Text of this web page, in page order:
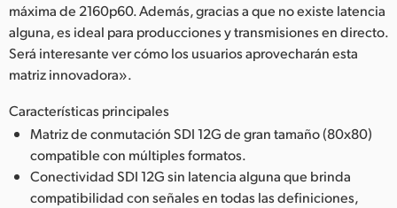
máxima de 2160p60. Además, gracias a que no existe latencia
alguna, es ideal para producciones y transmisiones en directo.
Será interesante ver cómo los usuarios aprovecharán esta
matriz innovadora».
Características principales
Matriz de conmutación SDI 12G de gran tamaño (80x80)
compatible con múltiples formatos.
Conectividad SDI 12G sin latencia alguna que brinda
compatibilidad con señales en todas las definiciones,